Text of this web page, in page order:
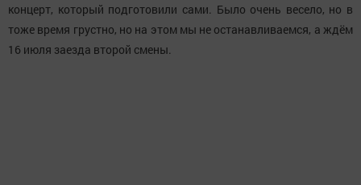
концерт, который подготовили сами. Было очень весело, но в
тоже время грустно, но на этом мы не останавливаемся, а ждём
16 июля заезда второй смены.